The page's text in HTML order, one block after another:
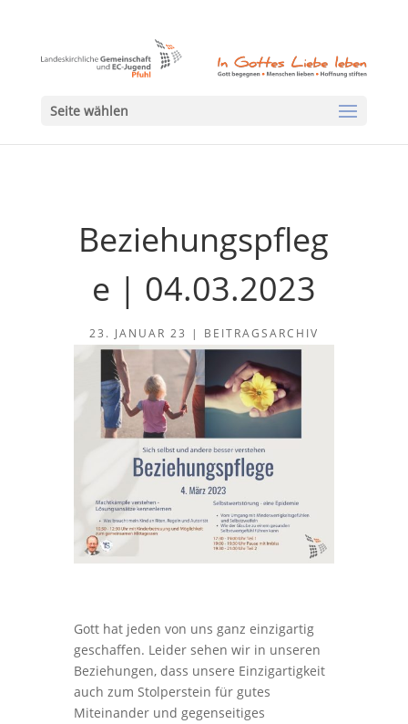
Seite wählen
Beziehungspfleg
e | 04.03.2023
23. JANUAR 23 | BEITRAGSARCHIV
Gott hat jeden von uns ganz einzigartig
geschaffen. Leider sehen wir in unseren
Beziehungen, dass unsere Einzigartigkeit
auch zum Stolperstein für gutes
Miteinander und gegenseitiges